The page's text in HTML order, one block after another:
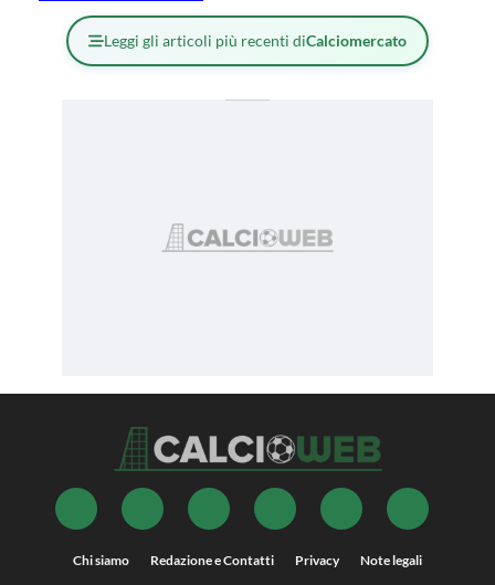
Leggi gli articoli più recenti diCalciomercato
Chi siamo Redazione e Contatti Privacy Note legali